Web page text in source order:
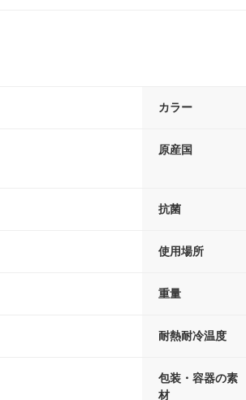
カラー
原産国
抗菌
使用場所
重量
耐熱耐冷温度
包装・容器の素
材